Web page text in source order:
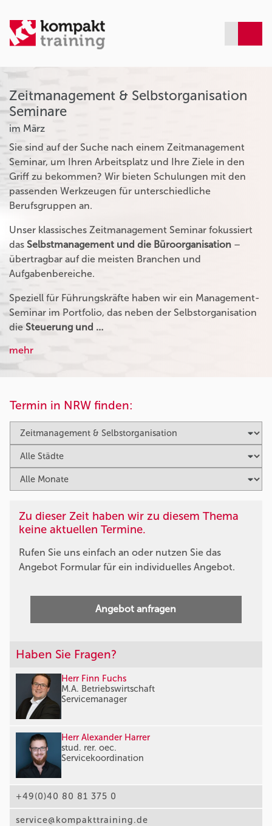
Zeitmanagement & Selbstorganisation
Seminare
im März
Sie sind auf der Suche nach einem Zeitmanagement
Seminar, um Ihren Arbeitsplatz und Ihre Ziele in den
Griff zu bekommen? Wir bieten Schulungen mit den
passenden Werkzeugen für unterschiedliche
Berufsgruppen an.
Unser klassisches Zeitmanagement Seminar fokussiert
das Selbstmanagement und die Büroorganisation –
übertragbar auf die meisten Branchen und
Aufgabenbereiche.
Speziell für Führungskräfte haben wir ein Management-
Seminar im Portfolio, das neben der Selbstorganisation
die Steuerung und …
mehr
Termin in NRW finden:
Zu dieser Zeit haben wir zu diesem Thema
keine aktuellen Termine.
Rufen Sie uns einfach an oder nutzen Sie das
Angebot Formular für ein individuelles Angebot.
Angebot anfragen
Haben Sie Fragen?
Herr Finn Fuchs
M.A. Betriebswirtschaft
Servicemanager
Herr Alexander Harrer
stud. rer. oec.
Servicekoordination
+49(0)40 80 81 375 0
service@kompakttraining.de